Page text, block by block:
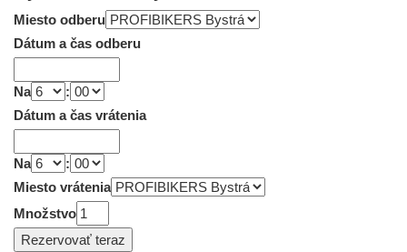
Miesto odberu
Dátum a čas odberu
Na
:
Dátum a čas vrátenia
Na
:
Miesto vrátenia
Množstvo